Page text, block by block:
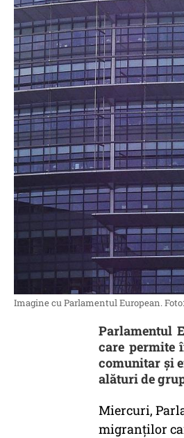
Imagine cu Parlamentul European.
Parlamentul
care permite
comunitar și
alături de
Miercuri,
migranților